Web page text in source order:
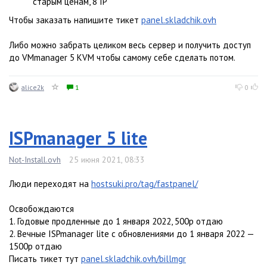
Чтобы заказать напишите тикет panel.skladchik.ovh
Либо можно забрать целиком весь сервер и получить доступ
до VMmanager 5 KVM чтобы самому себе сделать потом.
alice2k 1 0
ISPmanager 5 lite
Not-Install.ovh 25 июня 2021, 08:33
Люди переходят на hostsuki.pro/tag/fastpanel/
Освобождаются
1. Годовые продленные до 1 января 2022, 500р отдаю
2. Вечные ISPmanager lite с обновлениями до 1 января 2022 —
1500р отдаю
Писать тикет тут panel.skladchik.ovh/billmgr